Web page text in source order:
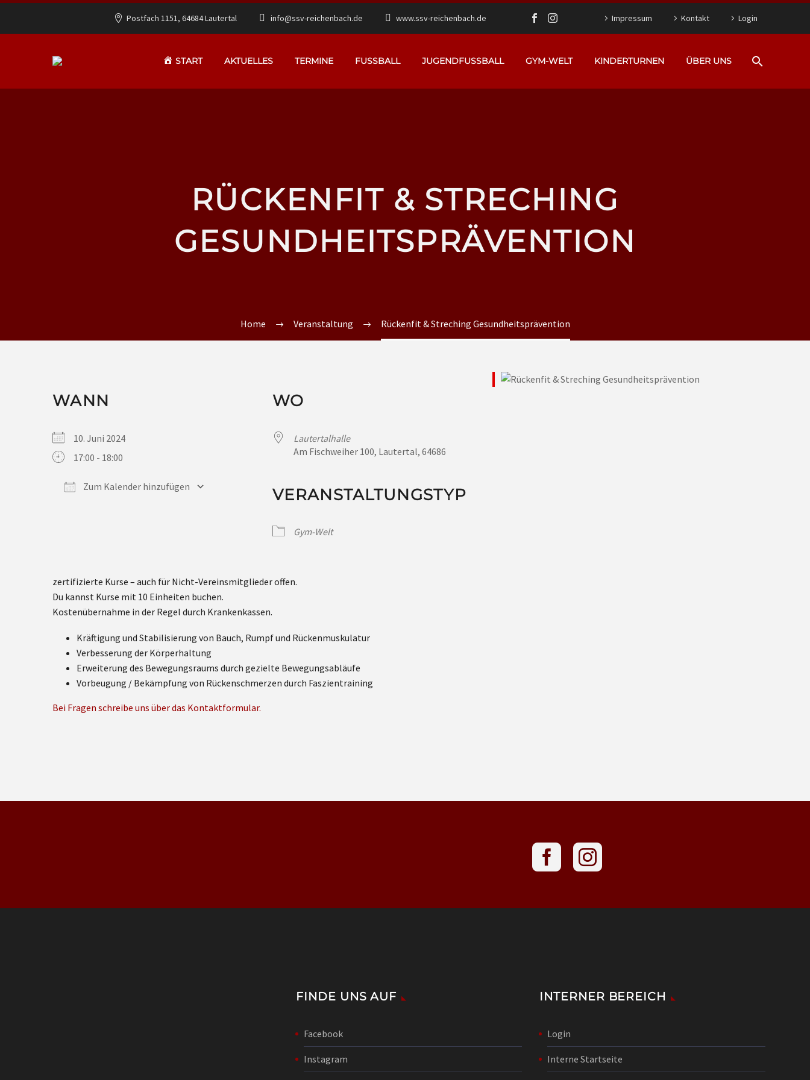
Postfach 1151, 64684 Lautertal info@ssv-reichenbach.de www.ssv-reichenbach.de Impressum Kontakt Login
START AKTUELLES TERMINE FUSSBALL JUGENDFUSSBALL GYM-WELT KINDERTURNEN ÜBER UNS
RÜCKENFIT & STRECHING
GESUNDHEITSPRÄVENTION
Home Veranstaltung Rückenfit & Streching Gesundheitsprävention
WANN
10. Juni 2024
17:00 - 18:00
Zum Kalender hinzufügen
WO
Lautertalhalle
Am Fischweiher 100, Lautertal, 64686
VERANSTALTUNGSTYP
Gym-Welt
zertifizierte Kurse – auch für Nicht-Vereinsmitglieder offen.
Du kannst Kurse mit 10 Einheiten buchen.
Kostenübernahme in der Regel durch Krankenkassen.
Kräftigung und Stabilisierung von Bauch, Rumpf und Rückenmuskulatur
Verbesserung der Körperhaltung
Erweiterung des Bewegungsraums durch gezielte Bewegungsabläufe
Vorbeugung / Bekämpfung von Rückenschmerzen durch Faszientraining
Bei Fragen schreibe uns über das Kontaktformular.
FINDE UNS AUF
Facebook
Instagram
INTERNER BEREICH
Login
Interne Startseite